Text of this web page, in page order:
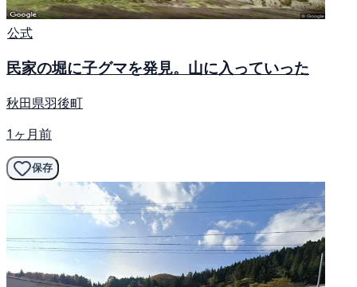
公式
民家の堀に子グマを発見。山に入っていった
秋田県羽後町
1ヶ月前
保存